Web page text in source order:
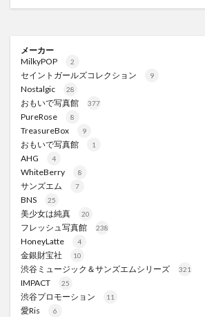
メーカー
MilkyPOP
2
セイントガールズコレクション 9
Nostalgic 28
おもいで写真館 377
PureRose 8
TreasureBox 9
おもいで写真館 1
AHG 4
WhiteBerry 8
サンズエム 7
BNS 25
美少女は純真 20
フレッシュ写真館 238
HoneyLatte 4
金銀財宝社 10
渋谷ミュージック＆サンズエムシリーズ 321
IMPACT 25
渋谷プロモーション 11
愛Ris 6